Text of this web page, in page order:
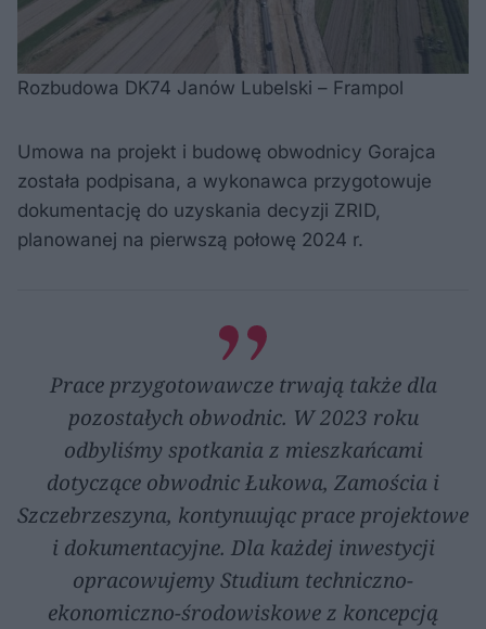
Rozbudowa DK74 Janów Lubelski – Frampol
Umowa na projekt i budowę obwodnicy Gorajca
została podpisana, a wykonawca przygotowuje
dokumentację do uzyskania decyzji ZRID,
planowanej na pierwszą połowę 2024 r.
Prace przygotowawcze trwają także dla
pozostałych obwodnic. W 2023 roku
odbyliśmy spotkania z mieszkańcami
dotyczące obwodnic Łukowa, Zamościa i
Szczebrzeszyna, kontynuując prace projektowe
i dokumentacyjne. Dla każdej inwestycji
opracowujemy Studium techniczno-
ekonomiczno-środowiskowe z koncepcją